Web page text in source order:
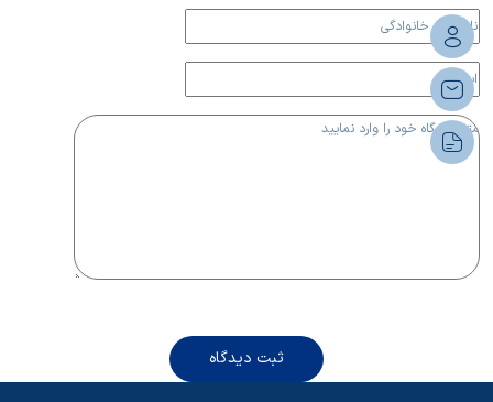
ثبت دیدگاه